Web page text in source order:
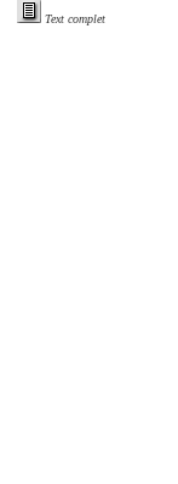
Text complet